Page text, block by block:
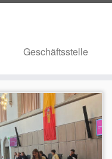
Geschäftsstelle